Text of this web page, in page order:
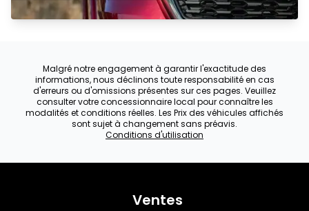
Malgré notre engagement à garantir l'exactitude des
informations, nous déclinons toute responsabilité en cas
d'erreurs ou d'omissions présentes sur ces pages. Veuillez
consulter votre concessionnaire local pour connaître les
modalités et conditions réelles. Les Prix des véhicules affichés
sont sujet à changement sans préavis.
Conditions d'utilisation
Ventes